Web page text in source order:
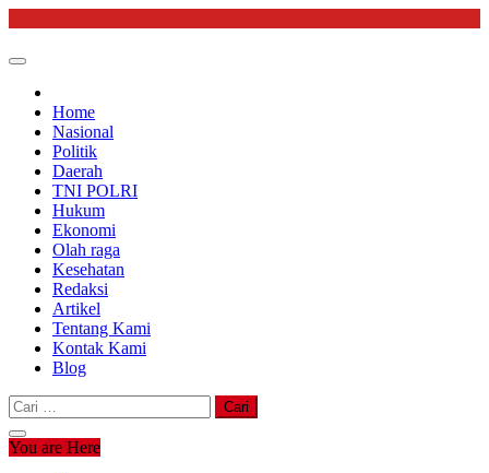
content
Home
Nasional
Politik
Daerah
TNI POLRI
Hukum
Ekonomi
Olah raga
Kesehatan
Redaksi
Artikel
Tentang Kami
Kontak Kami
Blog
Cari
untuk:
You are Here